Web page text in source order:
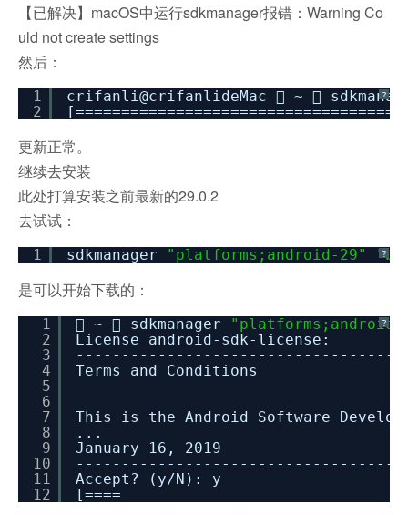
【已解决】macOS中运行sdkmanager报错：Warning Co
uld not create settings
然后：
?
1
2
crifanli@crifanlideMac  ~ 
更新正常。
继续去安装
此处打算安装之前最新的29.0.2
去试试：
?
1 sdkmanager "platforms;android-29"
是可以开始下载的：
?
1
2
3
4
5
6
7
8
9
10
11
12
 ~  sdkmanager
"platforms;android-
License android-sdk-license: ]
Terms and Conditions
This is the Android Software
...
January 16, 2019
Accept? (y/N): y
[==== ] 10%